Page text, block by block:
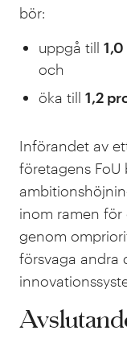
bör:
uppgå till
och
öka till 1,2
Införandet av
företagens FoU
inom ramen för
genom
försvaga andra